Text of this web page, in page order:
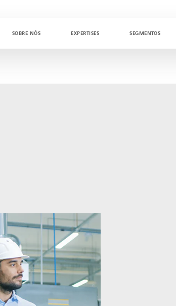
SOBRE NÓS EXPERTISES SEGMENTOS